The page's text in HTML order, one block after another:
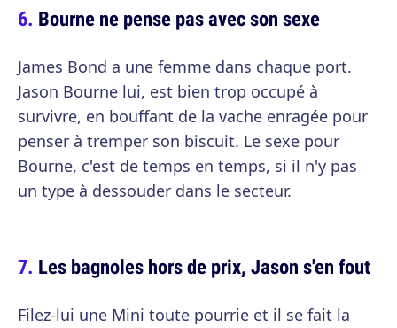
Bourne ne pense pas avec son sexe
James Bond a une femme dans chaque port.
Jason Bourne lui, est bien trop occupé à
survivre, en bouffant de la vache enragée pour
penser à tremper son biscuit. Le sexe pour
Bourne, c'est de temps en temps, si il n'y pas
un type à dessouder dans le secteur.
Les bagnoles hors de prix, Jason s'en fout
Filez-lui une Mini toute pourrie et il se fait la